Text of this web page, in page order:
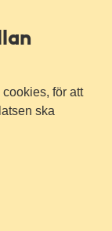
för att
ska